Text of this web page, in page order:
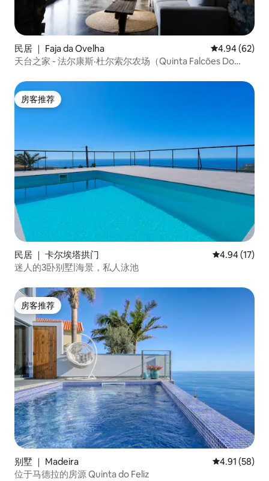
民居 ｜ Faja da Ovelha 平均评分 4.94
4.94 (62)
天台之家 - 法尔康斯·杜尔索尔农场（Quinta Falcões Do
房客推荐
房客推荐
民居 ｜ 卡尔埃塔拱门 平均评分
4.94 (17)
迷人的3卧别墅|海景，私人泳池
房客推荐
房客推荐
别墅 ｜ Madeira 平均评分
4.91 (58)
位于马德拉的房源 Quinta do Feliz